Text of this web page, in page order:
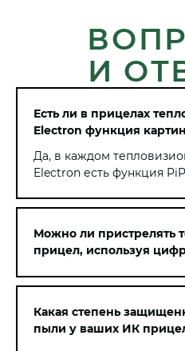
И
Есть ли в прицелах
Electron функция
Да, в каждом
Electron есть функция
Можно ли пристрелять
прицел, используя
Да, в режиме
пропорционально будет
увеличиваться и шаг
Какая степень
пыли у ваших ИК